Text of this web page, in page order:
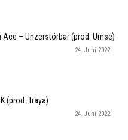
– Unzerstörbar (prod. Umse)
24. Juni 2022
(prod. Traya)
24. Juni 2022